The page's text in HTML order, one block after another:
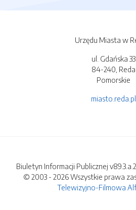
Urzędu Miasta w
ul. Gdańska 33
84-240, Reda
Pomorskie
miasto.reda.pl
Biuletyn Informacji Publicznej v89.3.a.2
© 2003 - 2026 Wszystkie prawa
Telewizyjno-Filmowa